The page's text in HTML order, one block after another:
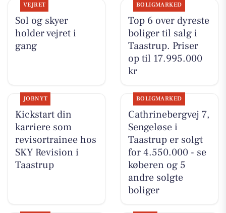
VEJRET
Sol og skyer
holder vejret i
gang
BOLIGMARKED
Top 6 over dyreste
boliger til salg i
Taastrup. Priser
op til 17.995.000
kr
JOBNYT
Kickstart din
karriere som
revisortrainee hos
SKY Revision i
Taastrup
BOLIGMARKED
Cathrinebergvej 7,
Sengeløse i
Taastrup er solgt
for 4.550.000 - se
køberen og 5
andre solgte
boliger